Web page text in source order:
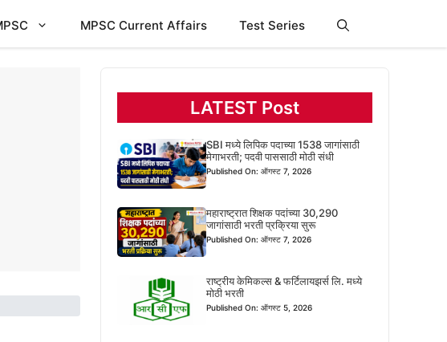
MPSC Current Affairs Test Series
LATEST Post
SBI मध्ये लिपिक पदाच्या 1538 जागांसाठी
मेगाभरती; पदवी पाससाठी मोठी संधी
Published On: ऑगस्ट 7, 2026
महाराष्ट्रात शिक्षक पदांच्या 30,290
जागांसाठी भरती प्रक्रिया सुरू
Published On: ऑगस्ट 7, 2026
राष्ट्रीय केमिकल्स & फर्टिलायझर्स लि. मध्ये
मोठी भरती
Published On: ऑगस्ट 5, 2026